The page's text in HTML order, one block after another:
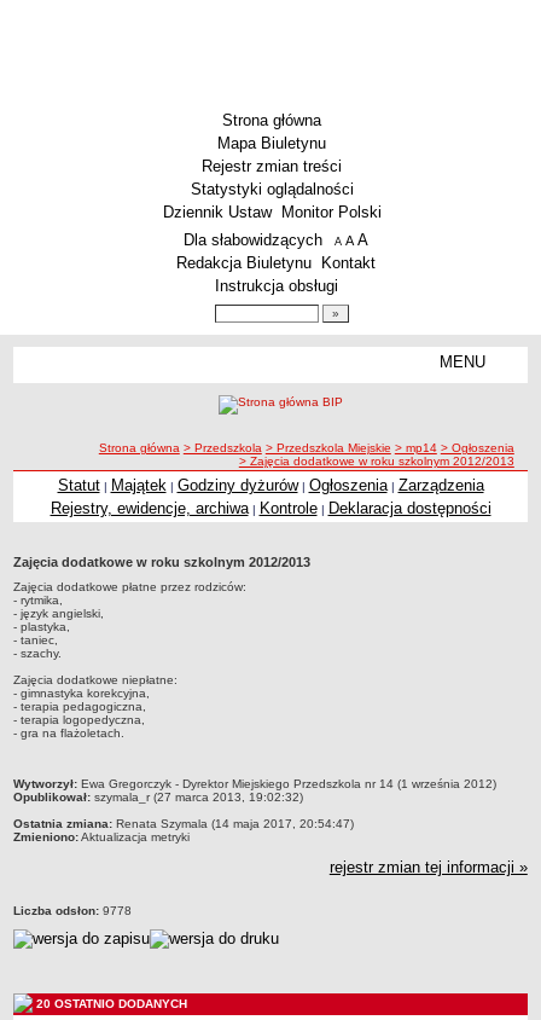
Strona główna
Mapa Biuletynu
Rejestr zmian treści
Statystyki oglądalności
Dziennik Ustaw
Monitor Polski
Menu dodatkowe
Dla słabowidzących A pomniejsz czcionkę
A standardowy rozmiar czcionki
A
Redakcja Biuletynu
Kontakt
Instrukcja obsługi
MENU
Zespoły Szkół
Techniczne Zakłady Naukowe
Przedszkola Miejskie
ARCHIWUM SZKÓŁ I PLACÓWEK
Zlikwidowane gimnazja
Przekształcone szkoły i placówki
Wielofunkcyjna Placówka
SPECJALNE OŚRODKI SZKOLNO-WYCHOWAWCZE
Specjalny Ośrodek nr 1
BURSA MIEJSKA
Dane podstawowe
Godziny dyżurów
Ogłoszenie
Kontrole
ścieżka nawigacji
Strona główna > Przedszkola > Przedszkola Miejskie > mp14 > Ogłoszenia
> Zajęcia dodatkowe w roku szkolnym 2012/2013
Statut| Majątek | Godziny dyżurów| Ogłoszenia| Zarządzenia
Rejestry, ewidencje, archiwa| Kontrole| Deklaracja dostępności
Zajęcia dodatkowe w roku szkolnym 2012/2013
Zajęcia dodatkowe płatne przez rodziców:
- rytmika,
- język angielski,
- plastyka,
- taniec,
- szachy.
Zajęcia dodatkowe niepłatne:
- gimnastyka korekcyjna,
- terapia pedagogiczna,
- terapia logopedyczna,
- gra na flażoletach.
metryczka
Wytworzył: Ewa Gregorczyk - Dyrektor Miejskiego Przedszkola nr 14 (1 września 2012)
Opublikował: szymala_r (27 marca 2013, 19:02:32)
Ostatnia zmiana: Renata Szymala (14 maja 2017, 20:54:47)
Zmieniono:Aktualizacja metryki
rejestr zmian tej informacji »
Liczba odsłon: 9778
20 OSTATNIO DODANYCH